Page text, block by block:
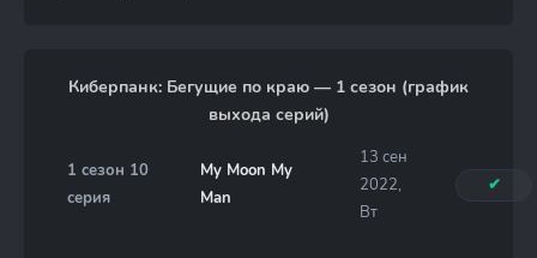
Киберпанк: Бегущие по краю — 1 сезон (график
выхода серий)
1 сезон 10
серия
My Moon My
Man
13 сен
2022,
Вт
✔